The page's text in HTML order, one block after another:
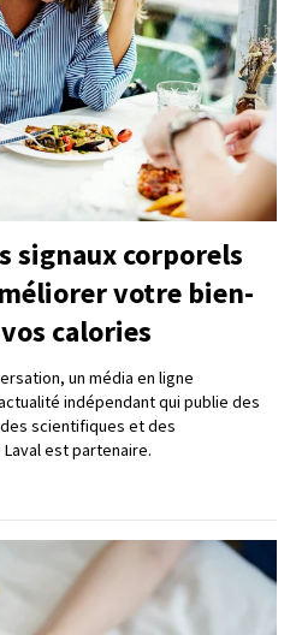
signaux corporels
votre bien-
calories
un média en ligne
indépendant qui publie des
scientifiques et des
est partenaire.